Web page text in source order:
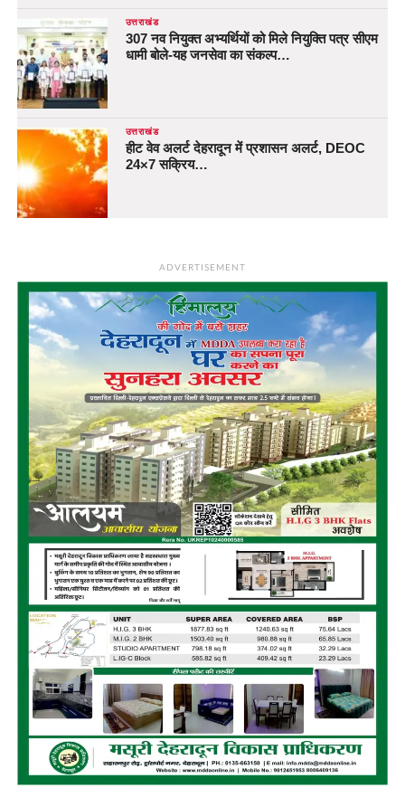
उत्तराखंड
307 नव नियुक्त अभ्यर्थियों को मिले नियुक्ति पत्र सीएम
धामी बोले-यह जनसेवा का संकल्प…
उत्तराखंड
हीट वेव अलर्ट देहरादून में प्रशासन अलर्ट, DEOC
24×7 सक्रिय…
ADVERTISEMENT